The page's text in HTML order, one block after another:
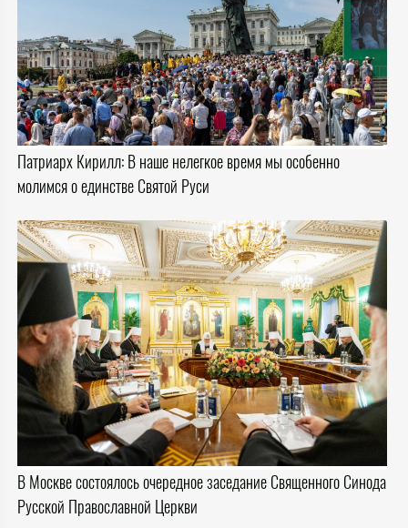
Патриарх Кирилл: В наше нелегкое время мы особенно
молимся о единстве Святой Руси
В Москве состоялось очередное заседание Священного Синода
Русской Православной Церкви